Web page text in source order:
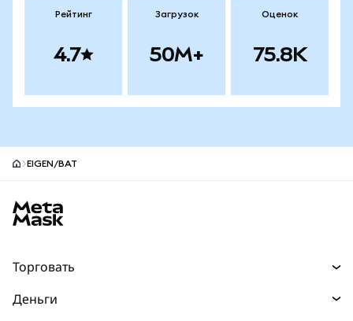
Рейтинг
4.7
Загрузок
50M+
Оценок
75.8K
EIGEN/BAT
Торговать
Деньги